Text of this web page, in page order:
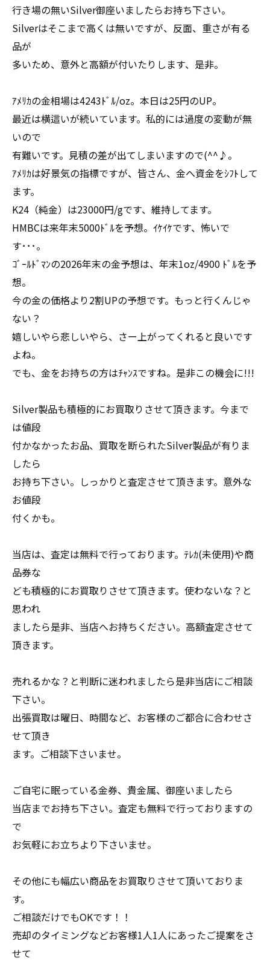
行き場の無いSilver御座いましたらお持ち下さい。
Silverはそこまで高くは無いですが、反面、重さが有る
品が
多いため、意外と高額が付いたりします、是非。
ｱﾒﾘｶの金相場は4243ﾄﾞﾙ/oz。本日は25円のUP。
最近は横這いが続いています。私的には過度の変動が無
いので
有難いです。見積の差が出てしまいますので(^^♪。
ｱﾒﾘｶは好景気の指標ですが、皆さん、金へ資金をｼﾌﾄして
ます。
K24（純金）は23000円/gです、維持してます。
HMBCは来年末5000ﾄﾞﾙを予想。ｲｹｲｹです、怖いで
す･･･。
ｺﾞｰﾙﾄﾞﾏﾝの2026年末の金予想は、年末1oz/4900 ﾄﾞﾙを予
想。
今の金の価格より2割UPの予想です。もっと行くんじゃ
ない？
嬉しいやら悲しいやら、さー上がってくれると良いです
よね。
でも、金をお持ちの方はﾁｬﾝｽですね。是非この機会に!!!
Silver製品も積極的にお買取りさせて頂きます。今まで
は値段
付かなかったお品、買取を断られたSilver製品が有りま
したら
お持ち下さい。しっかりと査定させて頂きます。意外な
お値段
付くかも。
当店は、査定は無料で行っております。ﾃﾚｶ(未使用)や商
品券な
ども積極的にお買取りさせて頂きます。使わないな？と
思われ
ましたら是非、当店へお持ちください。高額査定させて
頂きます。
売れるかな？と判断に迷われましたら是非当店にご相談
下さい。
出張買取は曜日、時間など、お客様のご都合に合わせさ
せて頂き
ます。ご相談下さいませ。
ご自宅に眠っている金券、貴金属、御座いましたら
当店までお持ち下さい。査定も無料で行っておりますの
で
お気軽にお立ちより下さいませ。
その他にも幅広い商品をお買取りさせて頂いておりま
す。
ご相談だけでもOKです！！
売却のタイミングなどお客様1人1人にあったご提案をさ
せて